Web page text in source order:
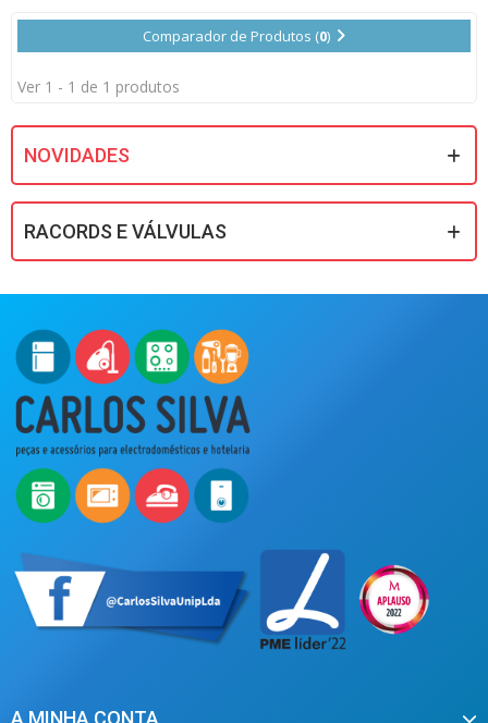
Comparador de Produtos (0)
Ver 1 - 1 de 1 produtos
NOVIDADES
RACORDS E VÁLVULAS
A MINHA CONTA